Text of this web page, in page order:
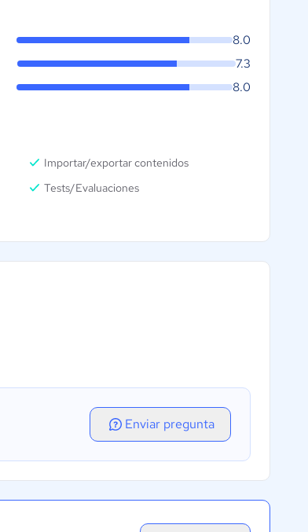
8.0
7.3
8.0
Importar/exportar contenidos
Tests/Evaluaciones
Enviar pregunta